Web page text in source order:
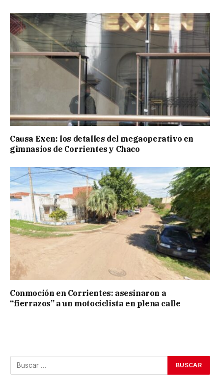
Causa Exen: los detalles del megaoperativo en
gimnasios de Corrientes y Chaco
Conmoción en Corrientes: asesinaron a
“fierrazos” a un motociclista en plena calle